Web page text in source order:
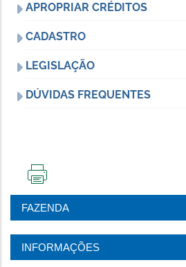
APROPRIAR CRÉDITOS
CADASTRO
LEGISLAÇÃO
DÚVIDAS FREQUENTES
PÁGINA
FAZENDA
INFORMAÇÕES